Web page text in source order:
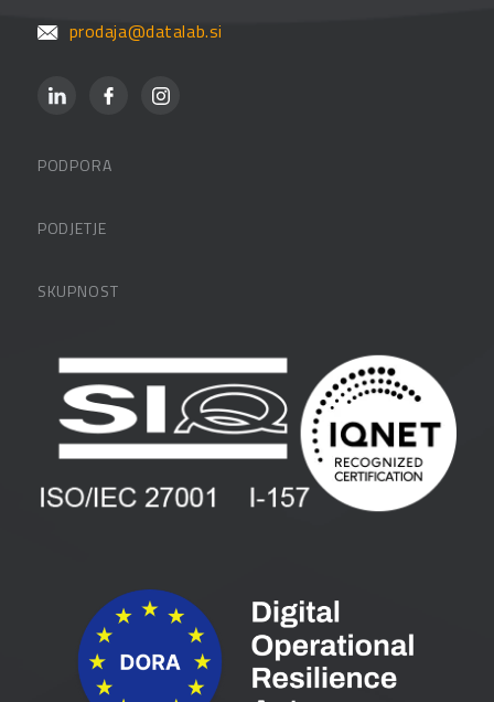
prodaja@datalab.si
PODPORA
FAQ – pogosta vprašanja
PODJETJE
Zaposlitev
Vlagatelji
Pogoji in pogodbe
SKUPNOST
Blog
Spletni seminarji